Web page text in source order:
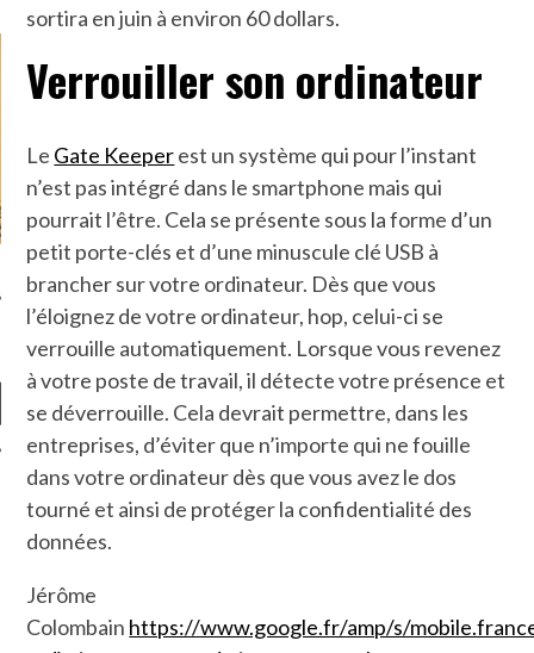
sortira en juin à environ 60 dollars.
Verrouiller son ordinateur
Le Gate Keeperest un système qui pour l’instant
n’est pas intégré dans le smartphone mais qui
pourrait l’être. Cela se présente sous la forme d’un
petit porte-clés et d’une minuscule clé USB à
brancher sur votre ordinateur. Dès que vous
l’éloignez de votre ordinateur, hop, celui-ci se
verrouille automatiquement. Lorsque vous revenez
à votre poste de travail, il détecte votre présence et
se déverrouille. Cela devrait permettre, dans les
entreprises, d’éviter que n’importe qui ne fouille
dans votre ordinateur dès que vous avez le dos
tourné et ainsi de protéger la confidentialité des
données.
Jérôme
Colombain https://www.google.fr/amp/s/